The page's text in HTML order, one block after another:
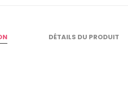
DÉTAILS DU PRODUIT